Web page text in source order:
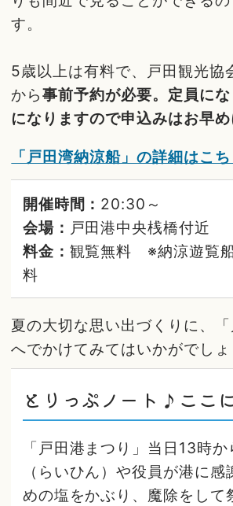
す。
5歳以上は有料で、戸田観光協
から事前予約が必要。定員に
になりますので申込みはお早め
「戸田湾納涼船」の詳細はこち
開催時間： 20:30～
会場： 戸田港中央桟橋付近
料金： 観覧無料 ※納涼遊覧
料
夏の大切な思い出づくりに、「
へでかけてみてはいかがでしょ
とりっぷノート♪ここ
「戸田港まつり」当日13時
（らいひん）や役員が港に
めの塩をかぶり、魔除をして